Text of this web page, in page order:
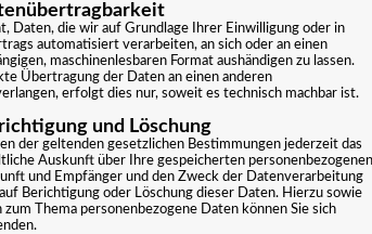
Daten, die wir auf Grundlage Ihrer Einwilligung oder in
automatisiert verarbeiten, an sich oder an einen
maschinenlesbaren Format aushändigen zu lassen.
Übertragung der Daten an einen anderen
erfolgt dies nur, soweit es technisch machbar ist.
und Löschung
der geltenden gesetzlichen Bestimmungen jederzeit das
Auskunft über Ihre gespeicherten personenbezogenen
und Empfänger und den Zweck der Datenverarbeitung
Berichtigung oder Löschung dieser Daten. Hierzu sowie
zum Thema personenbezogene Daten können Sie sich